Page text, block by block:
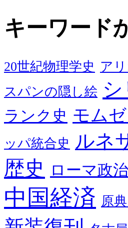
キーワード
20世紀物理学史 ア
スパンの隠し絵
ランク史 モム
ッパ統合史 ルネ
歴史 ローマ政
中国経済 原